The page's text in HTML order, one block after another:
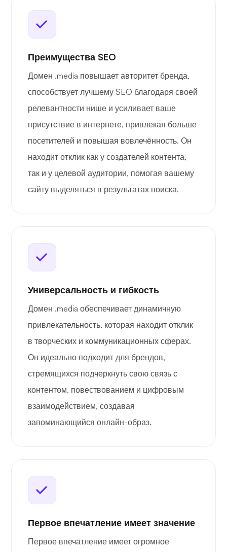
Преимущества SEO
Домен .media повышает авторитет бренда,
способствует лучшему SEO благодаря своей
релевантности нише и усиливает ваше
присутствие в интернете, привлекая больше
посетителей и повышая вовлечённость. Он
находит отклик как у создателей контента,
так и у целевой аудитории, помогая вашему
сайту выделяться в результатах поиска.
Универсальность и гибкость
Домен .media обеспечивает динамичную
привлекательность, которая находит отклик
в творческих и коммуникационных сферах.
Он идеально подходит для брендов,
стремящихся подчеркнуть свою связь с
контентом, повествованием и цифровым
взаимодействием, создавая
запоминающийся онлайн-образ.
Первое впечатление имеет значение
Первое впечатление имеет огромное